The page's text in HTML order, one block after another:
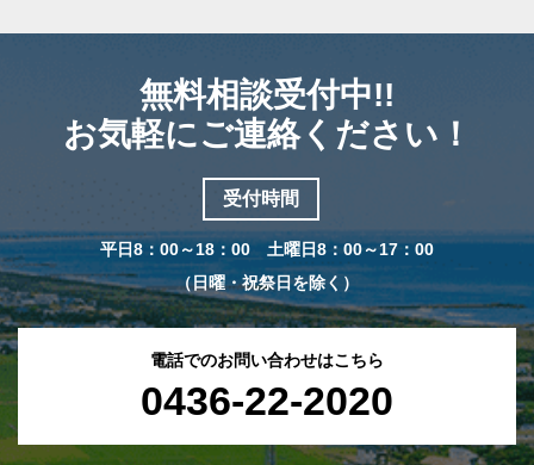
無料相談受付中!!
お気軽にご連絡ください！
受付時間
平日8：00～18：00 土曜日8：00～17：00
（日曜・祝祭日を除く）
電話でのお問い合わせはこちら
0436-22-2020